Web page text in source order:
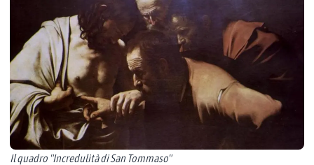
Il quadro "Incredulità di San Tommaso"